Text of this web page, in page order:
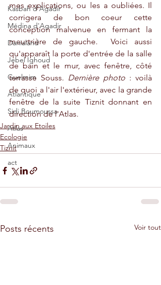
Kasbah d'Agadir
Médina d'Agadir
Danialand
Jebel Ighoud
Guelmim
Atlantique
Sidi Boumoussa
Atlas
Animaux
act
mes explications, ou les a oubliées. Il
corrigera de bon coeur cette
conception malvenue en fermant la
meurtrière de gauche.  Voici aussi
qu'apparaît la porte d'entrée de la salle
de bain et le mur, avec fenêtre, côté
terrasse Souss. Dernière photo : voilà
de quoi a l'air l'extérieur, avec la grande
fenêtre de la suite Tiznit donnant en
direction de l'Atlas.
Jardin aux Etoiles
Ecologie
Tiznit
Posts récents Voir tout